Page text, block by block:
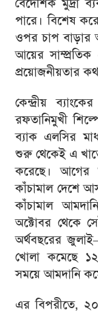
পারে। বিশেষ
ওপর চাপ বাড়ার
আয়ের
প্রয়োজনীয়তার
কেন্দ্রীয়
রফতানিমুখী
ব্যাক এলসির
শুরু থেকেই এ
করেছে। আগের
কাঁচামাল দেশে
কাঁচামাল
অক্টোবর থেকে
অর্থবছরের
খোলা কমেছে
সময়ে আমদানি
এর বিপরীতে,